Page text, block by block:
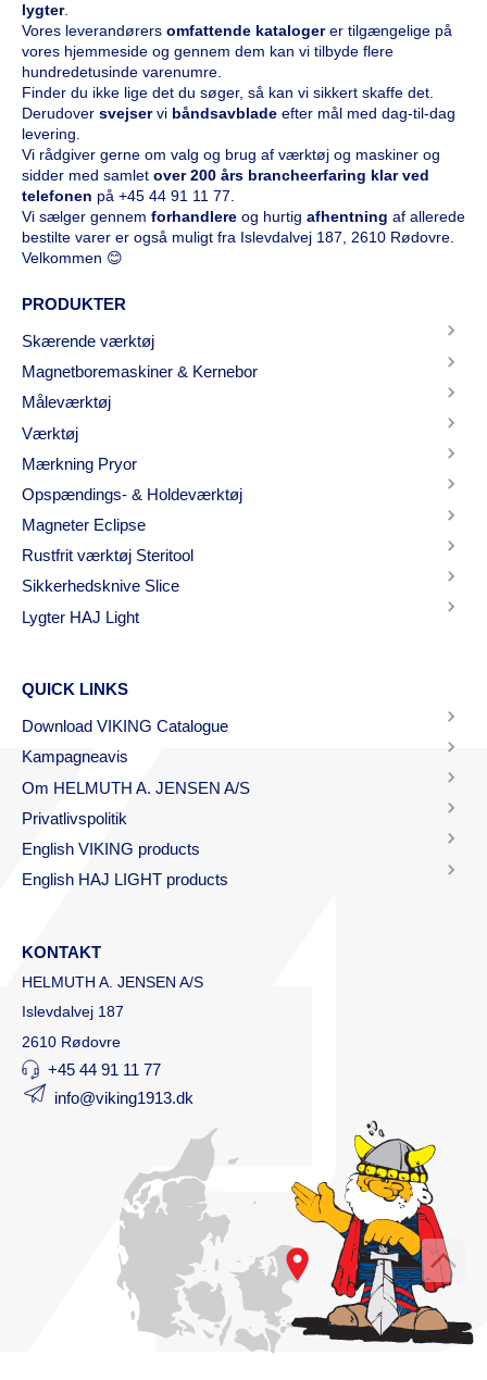
lygter.
Vores leverandørers omfattende katalogerer tilgængelige på
vores hjemmeside og gennem dem kan vi tilbyde flere
hundredetusinde varenumre.
Finder du ikke lige det du søger, så kan vi sikkert skaffe det.
Derudover svejservi båndsavblade efter mål med dag-til-dag
levering.
Vi rådgiver gerne om valg og brug af værktøj og maskiner og
sidder med samlet over 200 års brancheerfaring klar ved
telefonen på +45 44 91 11 77
Vi sælger gennem forhandlere og hurtig afhentning af allerede
bestilte varer er også muligt fra Islevdalvej 187, 2610 Rødovre.
Velkommen 😊
PRODUKTER
Skærende værktøj
Magnetboremaskiner & Kernebor
Måleværktøj
Værktøj
Mærkning Pryor
Opspændings- & Holdeværktøj
Magneter Eclipse
Rustfrit værktøj Steritool
Sikkerhedsknive Slice
Lygter HAJ Light
QUICK LINKS
Download VIKING Catalogue
Kampagneavis
Om HELMUTH A. JENSEN A/S
Privatlivspolitik
English VIKING products
English HAJ LIGHT products
KONTAKT
HELMUTH A. JENSEN A/S
Islevdalvej 187
2610 Rødovre
+45 44 91 11 77
info@viking1913.dk